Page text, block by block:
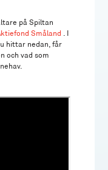
på Spiltan
Småland
hittar nedan, får
och vad som